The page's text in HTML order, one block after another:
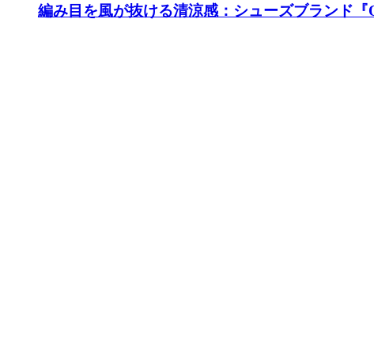
編み目を風が抜ける清涼感：シューズブランド